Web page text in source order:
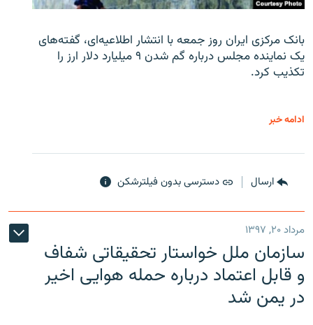
بانک مرکزی ایران روز جمعه با انتشار اطلاعیه‌ای، گفته‌های
یک نماینده مجلس درباره گم شدن ۹ میلیارد دلار ارز را
تکذیب کرد.
ادامه خبر
ارسال دسترسی بدون فیلترشکن
مرداد ۲۰, ۱۳۹۷
سازمان ملل خواستار تحقیقاتی شفاف
و قابل اعتماد درباره حمله هوایی اخیر
در یمن شد